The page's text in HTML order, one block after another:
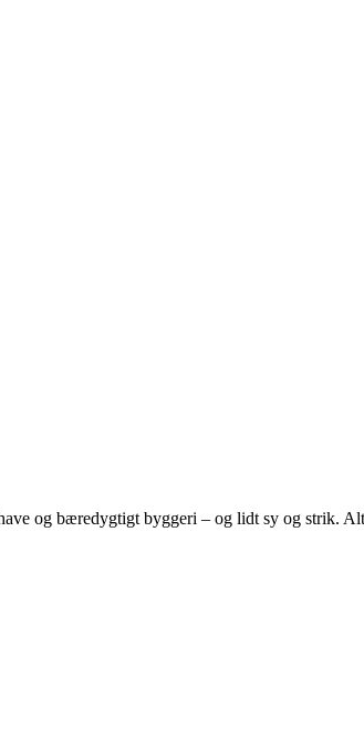
og bæredygtigt byggeri – og lidt sy og strik.